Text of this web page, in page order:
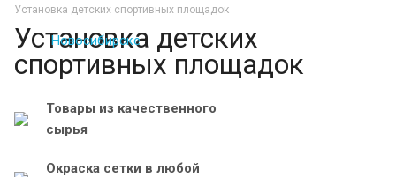
Установка детских спортивных площадок
Установка детских
спортивных площадок
Товары из качественного
сырья
Окраска сетки в любой